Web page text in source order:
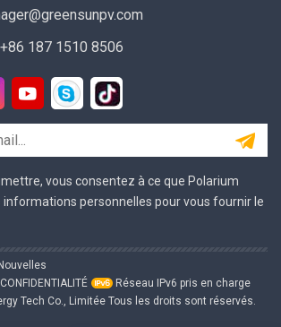
187 1510 8506
vous consentez à ce que Polarium
personnelles pour vous fournir le
Réseau IPv6 pris en charge
Tech Co., Limitée Tous les droits sont réservés.